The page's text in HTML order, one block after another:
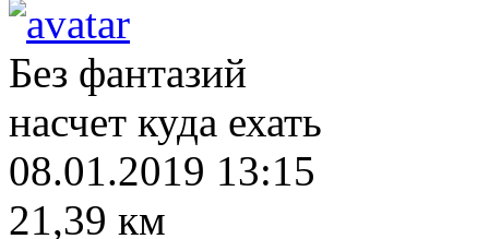
Без фантазий
насчет куда ехать
08.01.2019 13:15
21,39 км